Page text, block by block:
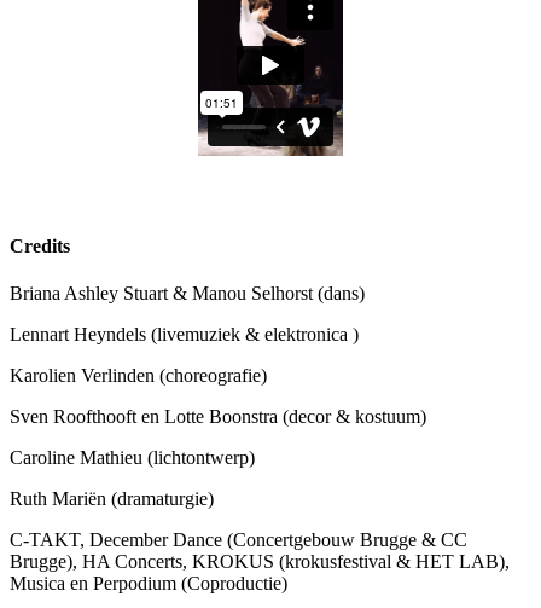
Credits
Briana Ashley Stuart & Manou Selhorst (dans)
Lennart Heyndels (livemuziek & elektronica )
Karolien Verlinden (choreografie)
Sven Roofthooft en Lotte Boonstra (decor & kostuum)
Caroline Mathieu (lichtontwerp)
Ruth Mariën (dramaturgie)
C-TAKT, December Dance (Concertgebouw Brugge & CC
Brugge), HA Concerts, KROKUS (krokusfestival & HET LAB),
Musica en Perpodium (Coproductie)